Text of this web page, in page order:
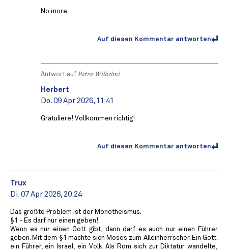
No more.
Auf diesen Kommentar antworten
Antwort auf Petra Wilhelmi
Herbert
Do. 09 Apr 2026, 11:41
Gratuliere! Vollkommen richtig!
Auf diesen Kommentar antworten
Trux
Di. 07 Apr 2026, 20:24
Das größte Problem ist der Monotheismus.
§1 - Es darf nur einen geben!
Wenn es nur einen Gott gibt, dann darf es auch nur einen Führer
geben. Mit dem §1 machte sich Moses zum Alleinherrscher. Ein Gott.
ein Führer, ein Israel, ein Volk. Als Rom sich zur Diktatur wandelte,